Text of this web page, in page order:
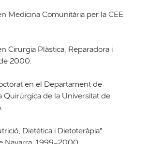
Medicina Comunitària per la CEE
Cirurgia Plàstica, Reparadora i
2000.
en el Departament de
Quirúrgica de la Universitat de
Dietètica i Dietoteràpia".